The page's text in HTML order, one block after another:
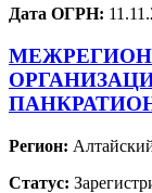
Дата ОГРН:
Регион:
Статус: